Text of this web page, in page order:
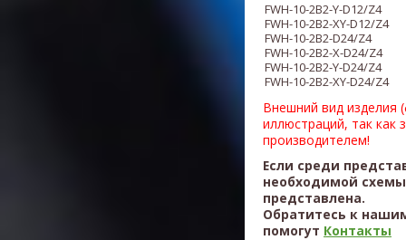
FWH-10-2B2-Y-D12/Z4
FWH-10-2B2-XY-D12/Z4
FWH-10-2B2-D24/Z4
FWH-10-2B2-X-D24/Z4
FWH-10-2B2-Y-D24/Z4
FWH-10-2B2-XY-D24/Z4
Внешний вид изделия
иллюстраций, так как
производителем!
Если среди
необходимой
представлена.
Обратитесь к
помогут Контакты